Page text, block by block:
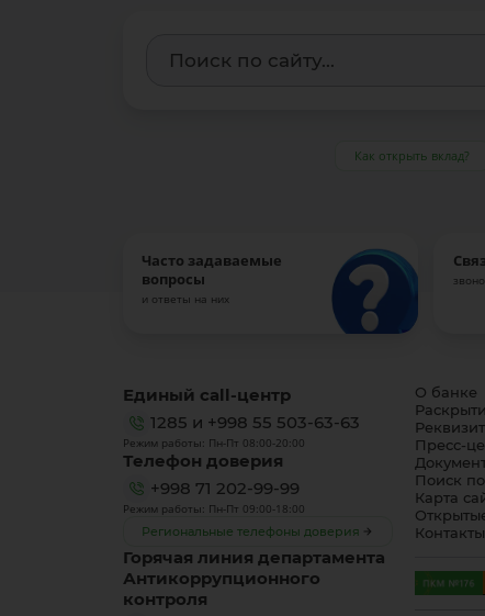
Как открыть вклад?
Часто задаваемые
вопросы
и ответы на них
Единый call-центр
1285 и +998 55 503-63-63
Режим работы: Пн-Пт 08:00-20:00
Телефон доверия
+998 71 202-99-99
Режим работы: Пн-Пт 09:00-18:00
Региональные телефоны доверия
Горячая линия департамента
Антикоррупционного
контроля
О банке
Пресс-
Поиск
Карта
Контакты